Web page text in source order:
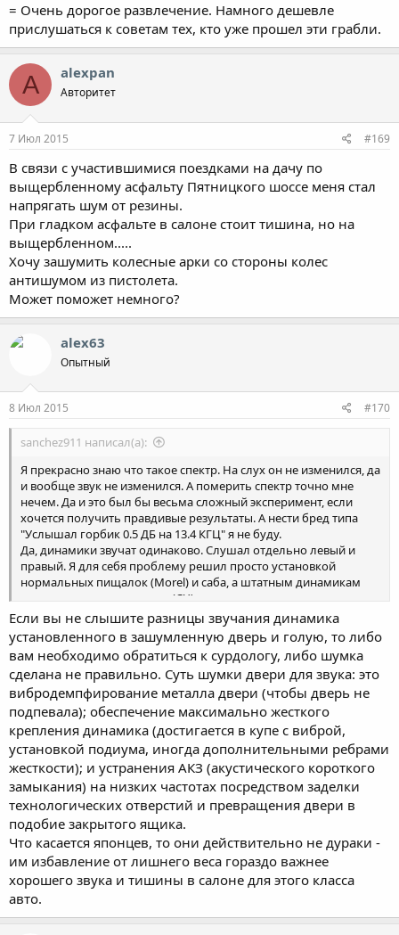
= Очень дорогое развлечение. Намного дешевле
прислушаться к советам тех, кто уже прошел эти грабли.
A alexpan
Авторитет
7 Июл 2015 #169
В связи с участившимися поездками на дачу по
выщербленному асфальту Пятницкого шоссе меня стал
напрягать шум от резины.
При гладком асфальте в салоне стоит тишина, но на
выщербленном.....
Хочу зашумить колесные арки со стороны колес
антишумом из пистолета.
Может поможет немного?
alex63
Опытный
8 Июл 2015 #170
sanchez911 написал(а):
Я прекрасно знаю что такое спектр. На слух он не изменился, да
и вообще звук не изменился. А померить спектр точно мне
нечем. Да и это был бы весьма сложный эксперимент, если
хочется получить правдивые результаты. А нести бред типа
"Услышал горбик 0.5 ДБ на 13.4 КГЦ" я не буду.
Да, динамики звучат одинаково. Слушал отдельно левый и
правый. Я для себя проблему решил просто установкой
нормальных пищалок (Morel) и саба, а штатным динамикам
оставил только серединку (СЧ).
Может кому-то на уровне самовнушения шумка и помогает, но
alex63, да мы с вами как-то общались уже на другом форуме
Мой пост был лишь о том, что толку от шумки нет (почти нет) и
не стоит на это тратить время и деньги. В конце концов,
японцы тоже не дураки, и если бы эффект достигался такими
малыми силами - они бы сразу встраивали ее где нужно.
Если вы не слышите разницы звучания динамика
установленного в зашумленную дверь и голую, то либо
вам необходимо обратиться к сурдологу, либо шумка
сделана не правильно. Суть шумки двери для звука: это
вибродемпфирование металла двери (чтобы дверь не
подпевала); обеспечение максимально жесткого
крепления динамика (достигается в купе с виброй,
установкой подиума, иногда дополнительными ребрами
жесткости); и устранения АКЗ (акустического короткого
замыкания) на низких частотах посредством заделки
технологических отверстий и превращения двери в
подобие закрытого ящика.
Что касается японцев, то они действительно не дураки -
им избавление от лишнего веса гораздо важнее
хорошего звука и тишины в салоне для этого класса
авто.